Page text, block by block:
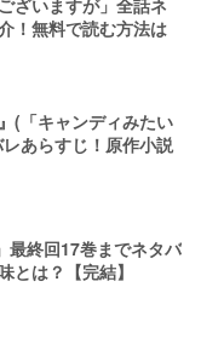
！無料で読む方法は
(「キャンディみたい
あらすじ！原作小説
最終回17巻までネタバ
とは？【完結】